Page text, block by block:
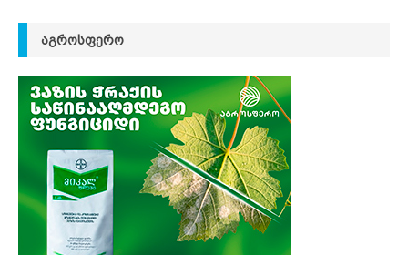
ᲐᲒᲠᲝᲡᲤᲔᲠᲝ